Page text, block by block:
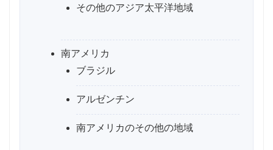
その他のアジア太平洋地域
南アメリカ
ブラジル
アルゼンチン
南アメリカのその他の地域